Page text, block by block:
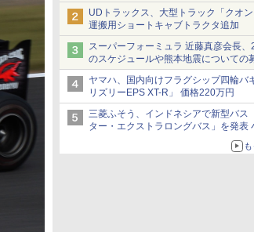
車両を通行可能に
UDトラックス、大型トラック「クオ
運搬用ショートキャブトラクタ追加
スーパーフォーミュラ 近藤真彦会長
のスケジュールや熊本地震についての
を紹介
ヤマハ、国内向けフラグシップ四輪バ
リズリーEPS XT-R」 価格220万円
三菱ふそう、インドネシアで新型バス
ター・エクストラロングバス」を発表
ックベースの観光・旅客輸送向けバス